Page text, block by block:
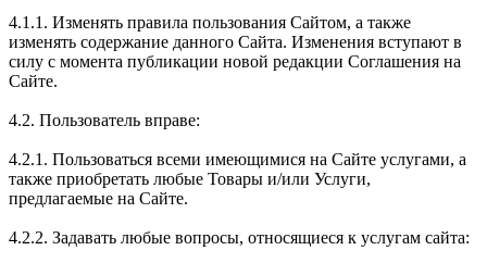
4.1.1. Изменять правила пользования Сайтом, а также
изменять содержание данного Сайта. Изменения вступают в
силу с момента публикации новой редакции Соглашения на
Сайте.
4.2. Пользователь вправе:
4.2.1. Пользоваться всеми имеющимися на Сайте услугами, а
также приобретать любые Товары и/или Услуги,
предлагаемые на Сайте.
4.2.2. Задавать любые вопросы, относящиеся к услугам сайта: